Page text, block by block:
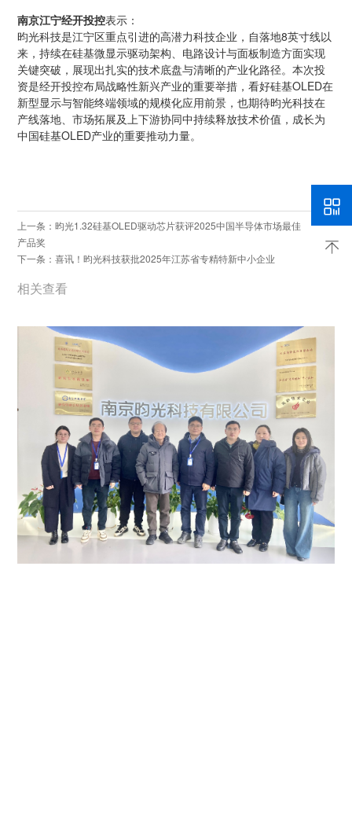
南京江宁经开投控表示：
昀光科技是江宁区重点引进的高潜力科技企业，自落地8英寸线以
来，持续在硅基微显示驱动架构、电路设计与面板制造方面实现
关键突破，展现出扎实的技术底盘与清晰的产业化路径。本次投
资是经开投控布局战略性新兴产业的重要举措，看好硅基OLED在
新型显示与智能终端领域的规模化应用前景，也期待昀光科技在
产线落地、市场拓展及上下游协同中持续释放技术价值，成长为
中国硅基OLED产业的重要推动力量。
上一条：昀光1.32硅基OLED驱动芯片获评2025中国半导体市场最佳
产品奖
下一条：喜讯！昀光科技获批2025年江苏省专精特新中小企业
相关查看